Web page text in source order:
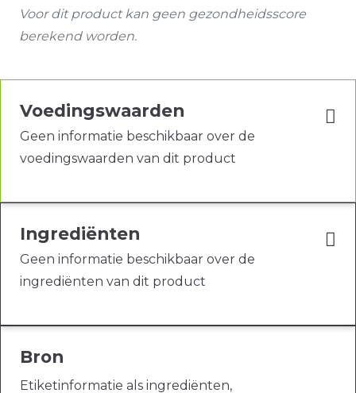
Voor dit product kan geen gezondheidsscore
berekend worden.
Voedingswaarden
Geen informatie beschikbaar over de
voedingswaarden van dit product
Ingrediënten
Geen informatie beschikbaar over de
ingrediënten van dit product
Bron
Etiketinformatie als ingrediënten,